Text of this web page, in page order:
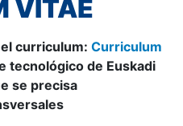
VITAE
curriculum: Curriculum
tecnológico de Euskadi
se precisa